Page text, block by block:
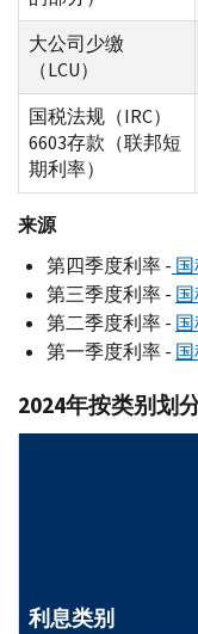
大公司少缴
（LCU）
国税法规（IRC）
6603存款（联邦短
期利率）
来源
第四季度利率 -
第三季度利率 -
第二季度利率 -
第一季度利率 -
2024年按类别划
利息类别